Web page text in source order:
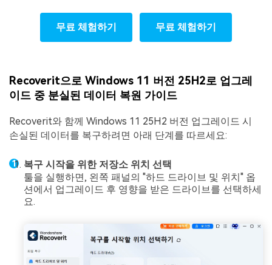
무료 체험하기 무료 체험하기
Recoverit으로 Windows 11 버전 25H2로 업그레
이드 중 분실된 데이터 복원 가이드
Recoverit와 함께 Windows 11 25H2 버전 업그레이드 시
손실된 데이터를 복구하려면 아래 단계를 따르세요:
복구 시작을 위한 저장소 위치 선택
툴을 실행하면, 왼쪽 패널의 "하드 드라이브 및 위치" 옵
션에서 업그레이드 후 영향을 받은 드라이브를 선택하세
요.